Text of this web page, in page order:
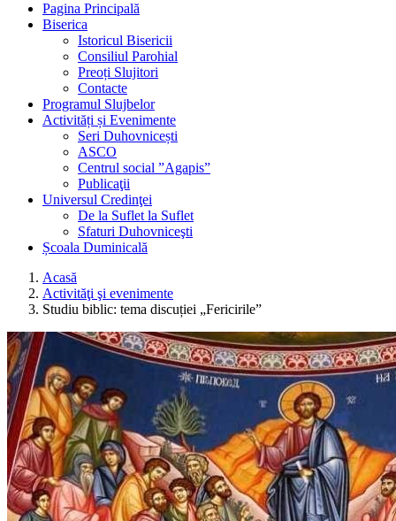
Pagina Principală
Biserica
Istoricul Bisericii
Consiliul Parohial
Preoți Slujitori
Contacte
Programul Slujbelor
Activități și Evenimente
Seri Duhovnicești
ASCO
Centrul social ”Agapis”
Publicaţii
Universul Credinţei
De la Suflet la Suflet
Sfaturi Duhovniceşti
Școala Duminicală
Acasă
Activităţi şi evenimente
Studiu biblic: tema discuției „Fericirile”